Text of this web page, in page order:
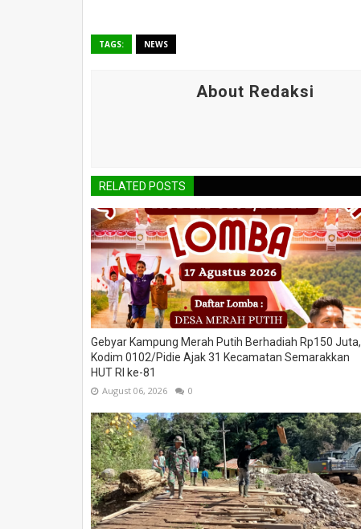
TAGS: NEWS
About Redaksi
RELATED POSTS
Gebyar Kampung Merah Putih Berhadiah Rp150 Juta,
Kodim 0102/Pidie Ajak 31 Kecamatan Semarakkan
HUT RI ke-81
August 06, 2026 0